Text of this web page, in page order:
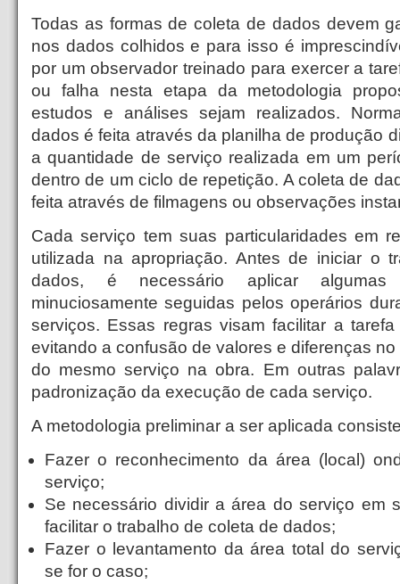
Todas as formas de coleta de dados devem
nos dados colhidos e para isso é
por um observador treinado para exercer a
ou falha nesta etapa da metodologia
estudos e análises sejam realizados.
dados é feita através da planilha de produção
a quantidade de serviço realizada em um
dentro de um ciclo de repetição. A coleta de
feita através de filmagens ou observações
Cada serviço tem suas particularidades em
utilizada na apropriação. Antes de iniciar o
dados, é necessário aplicar
minuciosamente seguidas pelos operários
serviços. Essas regras visam facilitar a
evitando a confusão de valores e diferenças
do mesmo serviço na obra. Em outras
padronização da execução de cada serviço.
A metodologia preliminar a ser aplicada
Fazer o reconhecimento da área (local)
serviço;
Se necessário dividir a área do serviço em
facilitar o trabalho de coleta de dados;
Fazer o levantamento da área total do
se for o caso;